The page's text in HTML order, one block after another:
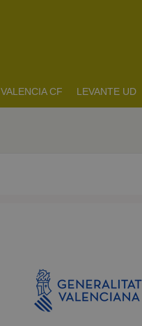
VALENCIA CF LEVANTE UD